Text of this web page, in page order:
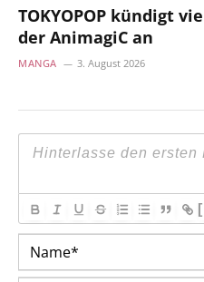
TOKYOPOP kündigt
der AnimagiC an
MANGA 3. August 2026